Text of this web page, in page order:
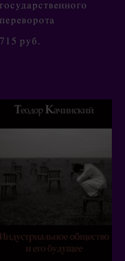
государственного
переворота
715 pуб.